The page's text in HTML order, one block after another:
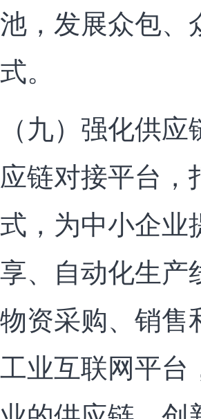
池，发展众包、
式。
（九）强化供
应链对接平台，
式，为中小企业
享、自动化生产
物资采购、销售
工业互联网平台